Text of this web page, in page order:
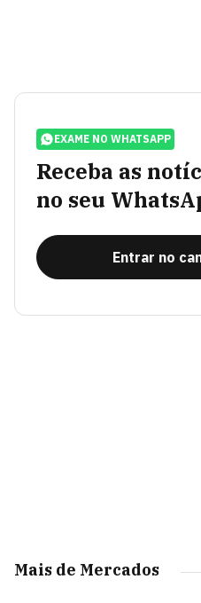
EXAME NO WHATSAPP
Receba as
no seu
Entrar no
Mais de Mercados